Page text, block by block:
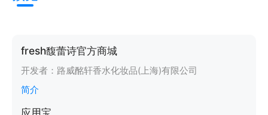
fresh馥蕾诗官方商城
开发者： 路威酩轩香水化妆品(上海)有限公司
简介
应用宝